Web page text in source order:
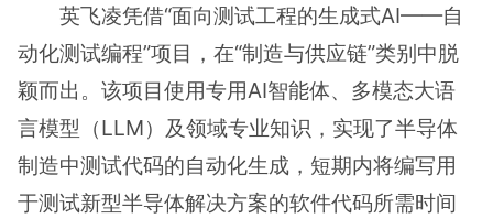
英飞凌凭借“面向测试工程的生成式AI——自
动化测试编程”项目，在“制造与供应链”类别中脱
颖而出。该项目使用专用AI智能体、多模态大语
言模型（LLM）及领域专业知识，实现了半导体
制造中测试代码的自动化生成，短期内将编写用
于测试新型半导体解决方案的软件代码所需时间